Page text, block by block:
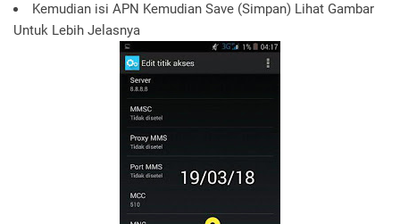
Kemudian isi APN Kemudian Save (Simpan) Lihat Gambar
Untuk Lebih Jelasnya